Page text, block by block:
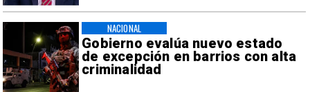
Gobierno evalúa nuevo estado
de excepción en barrios con alta
criminalidad
NACIONAL